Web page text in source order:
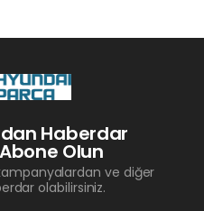
Haberdar
Olun
ve diğer
olabilirsiniz.